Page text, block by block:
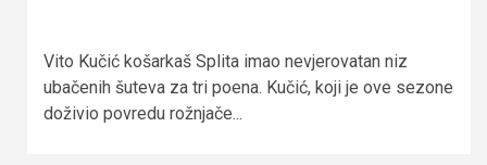
Vito Kučić košarkaš Splita imao nevjerovatan niz
ubačenih šuteva za tri poena. Kučić, koji je ove sezone
doživio povredu rožnjače...